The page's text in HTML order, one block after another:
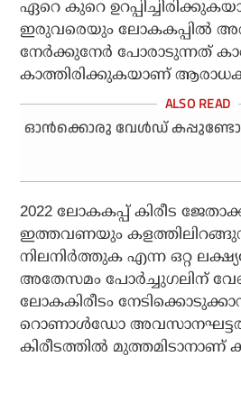
ഏറെ കുറെ
ഇരുവരെയും ലോകകപ്പില്‍
നേര്‍ക്കുനേര്‍ പോരാടുന്നത്
കാത്തിരിക്കുകയാണ്
ഓൻക്കൊരു വേൾഡ്
2022 ലോകകപ്പ് കിരീട
ഇത്തവണയും
നിലനിര്‍ത്തുക എന്ന ഒറ്റ
അതേസമം പോര്‍ച്ചുഗലിന്
ലോകകിരീടം
റൊണാള്‍ഡോ
കിരീടത്തില്‍ മുത്തമിടാനാണ്